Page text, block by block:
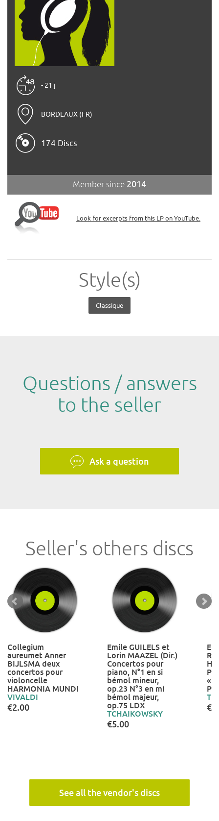
- 21 j
BORDEAUX (FR)
174 Discs
Member since 2014
Look for excerpts from this LP on YouTube.
Style(s)
Classique
Questions / answers
to the seller
Ask a question
Seller's others discs
Collegium
aureumet Anner
BIJLSMA deux
concertos pour
violoncelle
HARMONIA MUNDI
VIVALDI
€2.00
Emile GUILELS et
Lorin MAAZEL (Dir.)
Concertos pour
piano, N°1 en si
bémol mineur,
op.23 N°3 en mi
bémol majeur,
op.75 LDX
TCHAIKOWSKY
€5.00
«
See all the vendor's discs